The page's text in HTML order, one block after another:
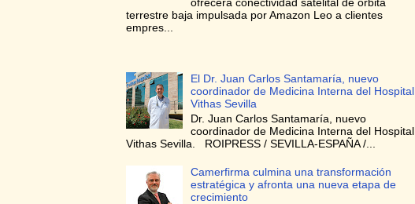
terrestre baja impulsada por Amazon Leo a clientes
empres...
El Dr. Juan Carlos Santamaría, nuevo
coordinador de Medicina Interna del Hospital
Vithas Sevilla
Dr. Juan Carlos Santamaría, nuevo
coordinador de Medicina Interna del Hospital
Vithas Sevilla. ROIPRESS / SEVILLA-ESPAÑA /...
Camerfirma culmina una transformación
estratégica y afronta una nueva etapa de
crecimiento